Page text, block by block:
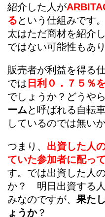
紹介した人が
るという仕組みです
太はただ商材を紹介
ではない可能性もあり
販売者が利益を得る
では 日利０．７５％
でしょうか？どうや
ームと呼ばれる自転
しているのでは無い
つまり、 出資した人
ていた参加者に配っ
す。では出資した人
か？ 明日出資する
みなのですが、 果た
ょうか？